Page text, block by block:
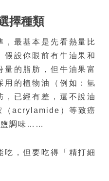
擇種類
，最基本是先看熱量比
假設你眼前有牛油果和
量的脂肪，但牛油果富
用的植物油（例如：氫
，已經有差，還不說油
（acrylamide）等致癌
鹽調味……
吃，但要吃得「精打細